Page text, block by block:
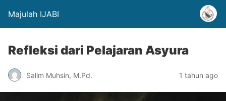
Majulah IJABI
Refleksi dari Pelajaran Asyura
Salim Muhsin, M.Pd. 1 tahun ago